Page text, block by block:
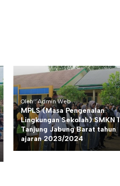
Oleh : Admin Web
MPLS (Masa Pengenalan
Lingkungan Sekolah) SMKN 1
Tanjung Jabung Barat tahun
ajaran 2023/2024